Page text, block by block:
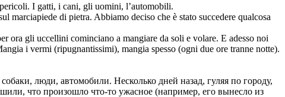
I gatti, i cani, gli uomini, l’automobili.
di pietra. Abbiamo deciso che è stato succedere qualcosa
gli uccellini cominciano a mangiare da soli e volare. E adesso noi
i vermi (ripugnantissimi), mangia spesso (ogni due ore tranne notte).
люди, автомобили. Несколько дней назад, гуляя по городу,
что произошло что-то ужасное (например, его вынесло из